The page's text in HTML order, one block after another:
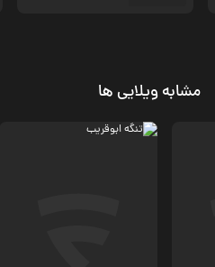
مشابه ویلایی ها